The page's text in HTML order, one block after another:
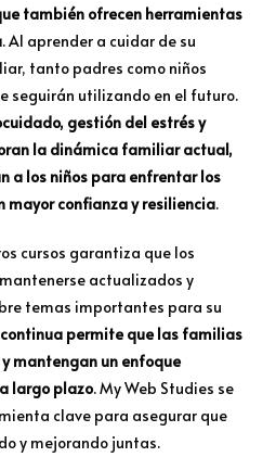
también ofrecen herramientas
. Al aprender a cuidar de su
tanto padres como niños
seguirán utilizando en el futuro.
gestión del estrés y
la dinámica familiar actual,
a los niños para enfrentar los
mayor confianza y resiliencia.
cursos garantiza que los
actualizados y
temas importantes para su
permite que las familias
mantengan un enfoque
largo plazo. My Web Studies se
clave para asegurar que
y mejorando juntas.